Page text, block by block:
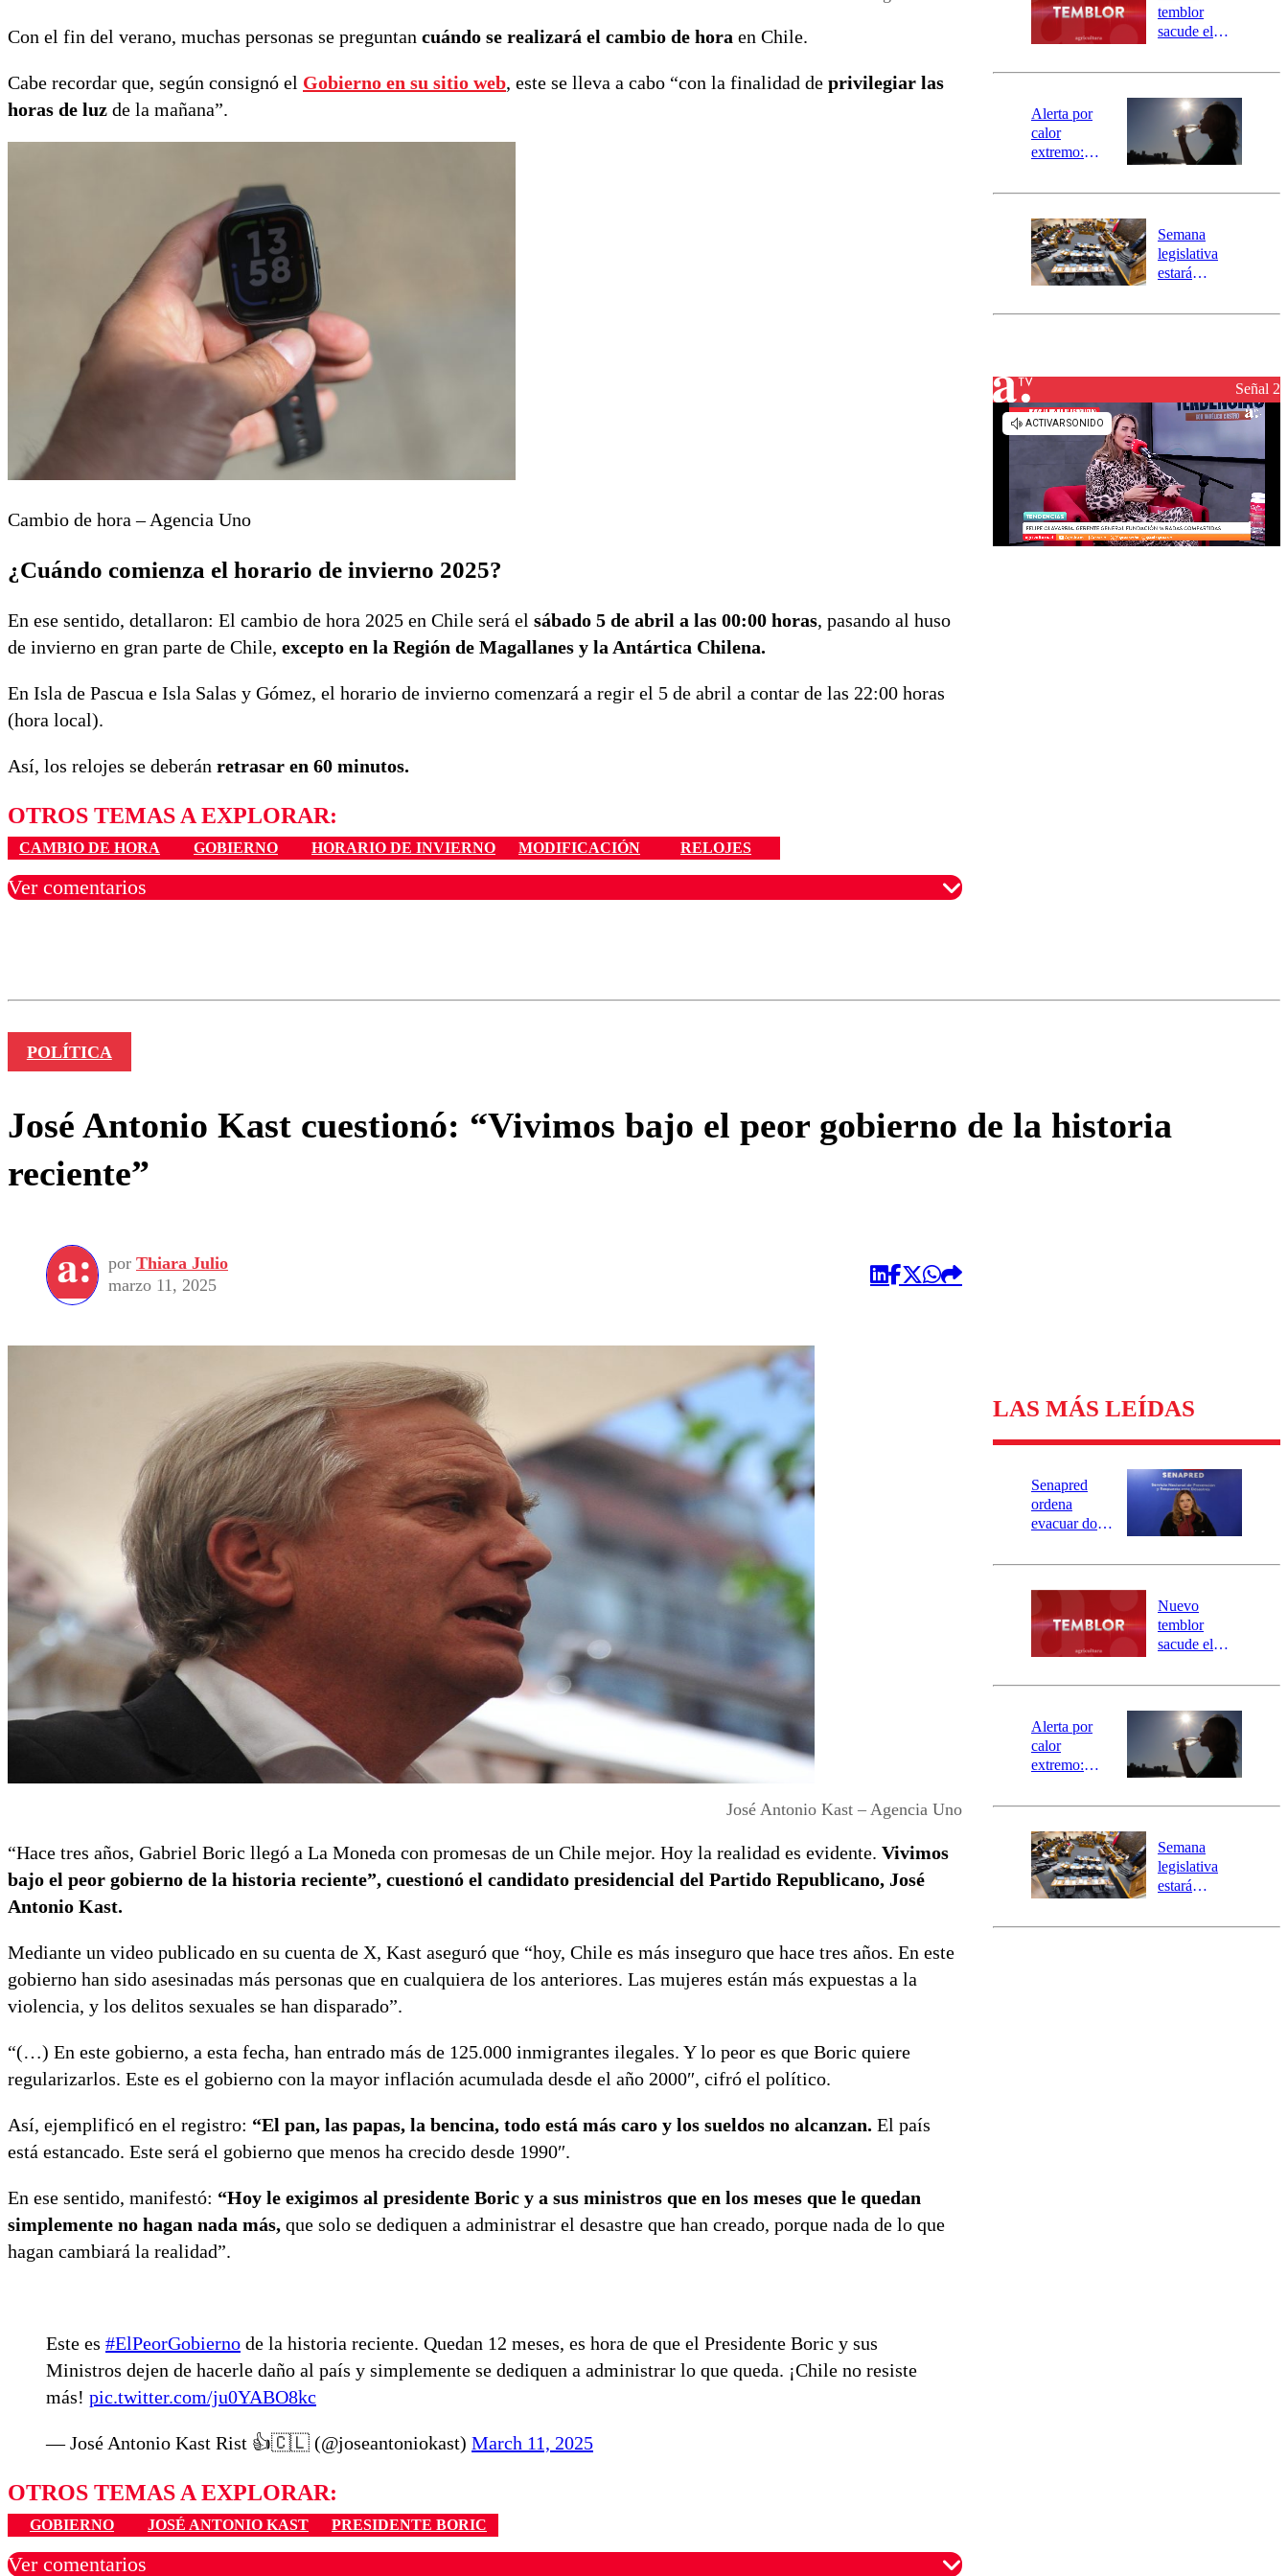
Con el fin del verano, muchas personas se preguntan cuándo se realizará el cambio de hora en Chile.
Cabe recordar que, según consignó el Gobierno en su sitio web, este se lleva a cabo “con la finalidad de privilegiar las
horas de luz de la mañana”.
Cambio de hora – Agencia Uno
¿Cuándo comienza el horario de invierno 2025?
En ese sentido, detallaron: El cambio de hora 2025 en Chile será el sábado 5 de abril a las 00:00 horas, pasando al huso
de invierno en gran parte de Chile, excepto en la Región de Magallanes y la Antártica Chilena.
En Isla de Pascua e Isla Salas y Gómez, el horario de invierno comenzará a regir el 5 de abril a contar de las 22:00 horas
(hora local).
Así, los relojes se deberán retrasar en 60 minutos.
OTROS TEMAS A EXPLORAR:
CAMBIO DE HORA GOBIERNO HORARIO DE INVIERNO MODIFICACIÓN RELOJES
Ver comentarios
activa
mensajería
SAE
temblor
sacude el
revisa la
epicentro
Alerta por
calor
extremo:
activa Alerta
Preventiva en
tres comunas
Semana
legislativa
estará
el fin de la
reconstrucciónSeñal 2
POLÍTICA
José Antonio Kast cuestionó: “Vivimos bajo el peor gobierno de la historia
reciente”
por Thiara Julio
marzo 11, 2025
José Antonio Kast – Agencia Uno
“Hace tres años, Gabriel Boric llegó a La Moneda con promesas de un Chile mejor. Hoy la realidad es evidente. Vivimos
bajo el peor gobierno de la historia reciente”, cuestionó el candidato presidencial del Partido Republicano, José
Antonio Kast.
Mediante un video publicado en su cuenta de X, Kast aseguró que “hoy, Chile es más inseguro que hace tres años. En este
gobierno han sido asesinadas más personas que en cualquiera de los anteriores. Las mujeres están más expuestas a la
violencia, y los delitos sexuales se han disparado”.
“(…) En este gobierno, a esta fecha, han entrado más de 125.000 inmigrantes ilegales. Y lo peor es que Boric quiere
regularizarlos. Este es el gobierno con la mayor inflación acumulada desde el año 2000″, cifró el político.
Así, ejemplificó en el registro: “El pan, las papas, la bencina, todo está más caro y los sueldos no alcanzan. El país
está estancado. Este será el gobierno que menos ha crecido desde 1990″.
En ese sentido, manifestó: “Hoy le exigimos al presidente Boric y a sus ministros que en los meses que le quedan
simplemente no hagan nada más, que solo se dediquen a administrar el desastre que han creado, porque nada de lo que
hagan cambiará la realidad”.
Este es #ElPeorGobierno de la historia reciente. Quedan 12 meses, es hora de que el Presidente Boric y sus
Ministros dejen de hacerle daño al país y simplemente se dediquen a administrar lo que queda. ¡Chile no resiste
más! pic.twitter.com/ju0YABO8kc
— José Antonio Kast Rist 👍🇨🇱 (@joseantoniokast) March 11, 2025
OTROS TEMAS A EXPLORAR:
GOBIERNO JOSÉ ANTONIO KAST PRESIDENTE BORIC
Ver comentarios
LAS MÁS LEÍDAS
Senapred
ordena
evacuar dos
Carahue por
río Damas:
activa
mensajería
SAE
Nuevo
temblor
sacude el
revisa la
epicentro
Alerta por
calor
extremo:
activa Alerta
Preventiva en
tres comunas
Semana
legislativa
estará
el fin de la